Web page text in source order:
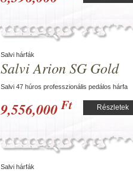
Salvi hárfák
Salvi Arion SG Gold
Salvi 47 húros professzionális pedálos hárfa
9,556,000Ft Részletek
Salvi hárfák